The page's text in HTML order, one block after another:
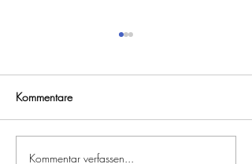
Kommentare
Kommentar verfassen...